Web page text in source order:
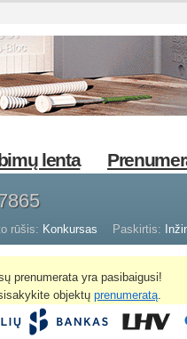
lenta
rūšis: Konkursas Paskirtis:
prenumerata yra pasibaigusi!
objektųprenumeratą